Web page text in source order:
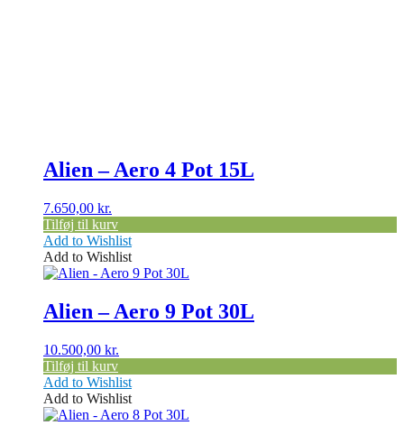
Alien – Aero 4 Pot 15L
7.650,00 kr.
Tilføj til kurv
Add to Wishlist
Add to Wishlist
Alien – Aero 9 Pot 30L
10.500,00 kr.
Tilføj til kurv
Add to Wishlist
Add to Wishlist